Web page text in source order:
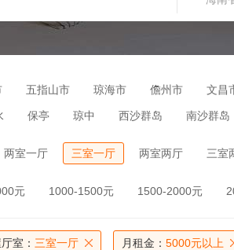
五指山市 琼海市 儋州市 文昌
保亭 琼中 西沙群岛 南沙群岛
两室一厅 三室一厅 两室两厅 三室
元 1000-1500元 1500-2000元
室： 三室一厅 月租金： 5000元以上